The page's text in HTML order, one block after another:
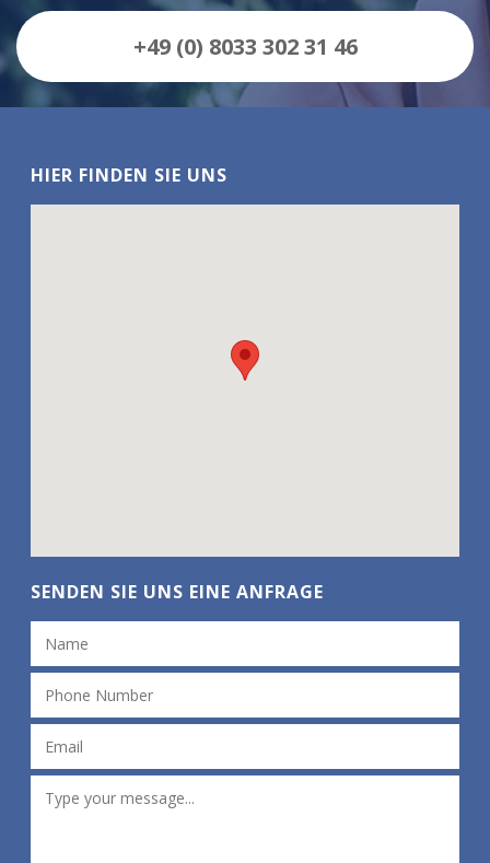
+49 (0) 8033 302 31 46
HIER FINDEN SIE UNS
SENDEN SIE UNS EINE ANFRAGE